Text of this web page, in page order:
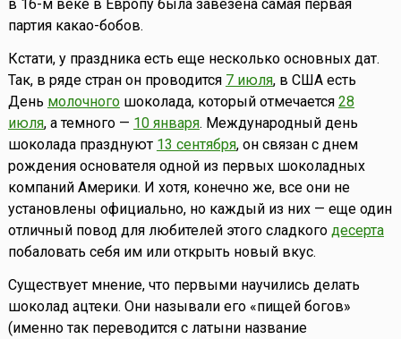
в 16-м веке в Европу была завезена самая первая
партия какао-бобов.
Кстати, у праздника есть еще несколько основных дат.
Так, в ряде стран он проводится 7 июля, в США есть
День молочногошоколада, который отмечается 28
июля, а темного — 10 января. Международный день
шоколада празднуют 13 сентября, он связан с днем
рождения основателя одной из первых шоколадных
компаний Америки. И хотя, конечно же, все они не
установлены официально, но каждый из них — еще один
отличный повод для любителей этого сладкого десерта
побаловать себя им или открыть новый вкус.
Существует мнение, что первыми научились делать
шоколад ацтеки. Они называли его «пищей богов»
(именно так переводится с латыни название